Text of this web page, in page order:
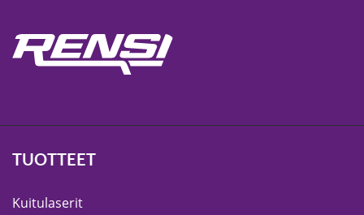
TUOTTEET
Kuitulaserit